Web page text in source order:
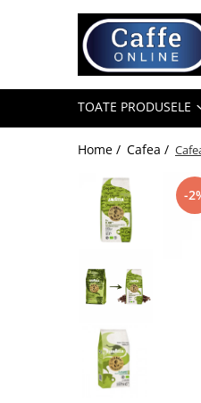
Toate Produsele
Capsule Cafea
Cafea Macinata
Aparate Automate
Aparate capsule
Aparate clasice
TOATE PRODUSELE
Home / Cafea /
-